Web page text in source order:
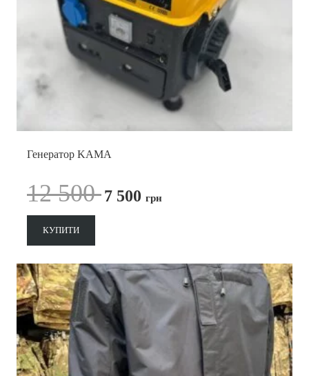
Генератор KAMA
12 5007 500 грн
КУПИТИ